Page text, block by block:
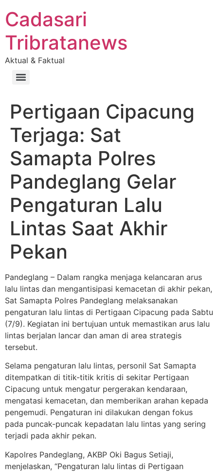
Cadasari
Tribratanews
Aktual & Faktual
Pertigaan Cipacung
Terjaga: Sat
Samapta Polres
Pandeglang Gelar
Pengaturan Lalu
Lintas Saat Akhir
Pekan
Pandeglang – Dalam rangka menjaga kelancaran arus
lalu lintas dan mengantisipasi kemacetan di akhir pekan,
Sat Samapta Polres Pandeglang melaksanakan
pengaturan lalu lintas di Pertigaan Cipacung pada Sabtu
(7/9). Kegiatan ini bertujuan untuk memastikan arus lalu
lintas berjalan lancar dan aman di area strategis
tersebut.
Selama pengaturan lalu lintas, personil Sat Samapta
ditempatkan di titik-titik kritis di sekitar Pertigaan
Cipacung untuk mengatur pergerakan kendaraan,
mengatasi kemacetan, dan memberikan arahan kepada
pengemudi. Pengaturan ini dilakukan dengan fokus
pada puncak-puncak kepadatan lalu lintas yang sering
terjadi pada akhir pekan.
Kapolres Pandeglang, AKBP Oki Bagus Setiaji,
menjelaskan, “Pengaturan lalu lintas di Pertigaan